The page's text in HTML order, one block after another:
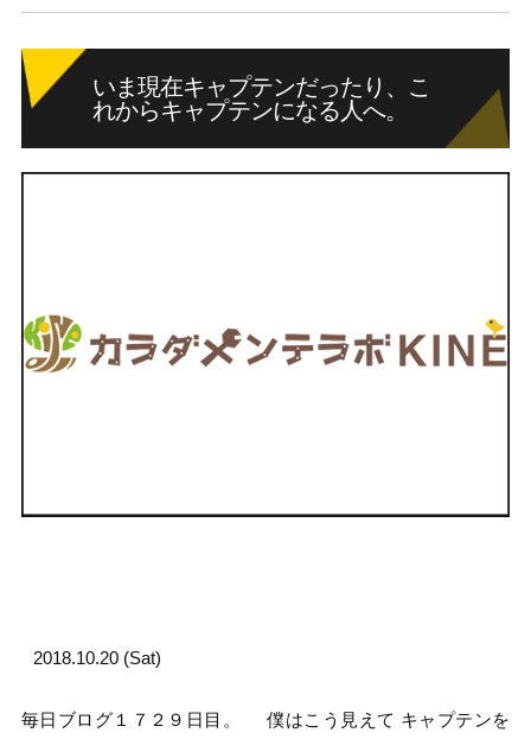
いま現在キャプテンだったり、こ
れからキャプテンになる人へ。
2018.10.20 (Sat)
毎日ブログ１７２９日目。 僕はこう見えて キャプテンを